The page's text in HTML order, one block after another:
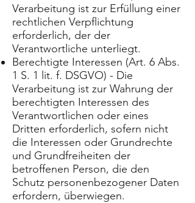
Verarbeitung ist zur Erfüllung einer
rechtlichen Verpflichtung
erforderlich, der der
Verantwortliche unterliegt.
Berechtigte Interessen (Art. 6 Abs.
1 S. 1 lit. f. DSGVO) - Die
Verarbeitung ist zur Wahrung der
berechtigten Interessen des
Verantwortlichen oder eines
Dritten erforderlich, sofern nicht
die Interessen oder Grundrechte
und Grundfreiheiten der
betroffenen Person, die den
Schutz personenbezogener Daten
erfordern, überwiegen.